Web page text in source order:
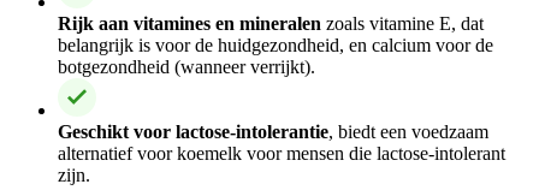
Rijk aan vitamines en mineralen zoals vitamine E, dat
belangrijk is voor de huidgezondheid, en calcium voor de
botgezondheid (wanneer verrijkt).
Geschikt voor lactose-intolerantie, biedt een voedzaam
alternatief voor koemelk voor mensen die lactose-intolerant
zijn.